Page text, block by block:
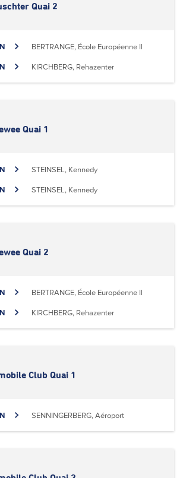
Quai 2
BERTRANGE, École Européenne II
KIRCHBERG, Rehazenter
Quai 1
STEINSEL, Kennedy
STEINSEL, Kennedy
Quai 2
BERTRANGE, École Européenne II
KIRCHBERG, Rehazenter
Club Quai 1
SENNINGERBERG, Aéroport